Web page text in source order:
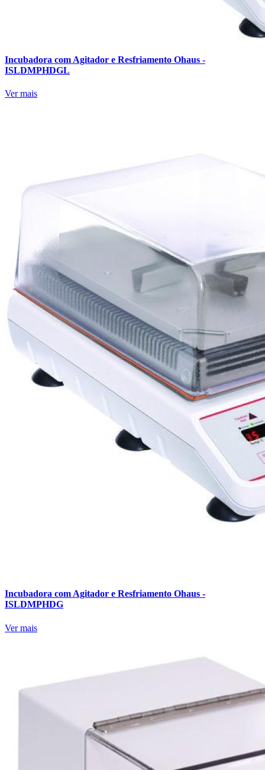
Incubadora com Agitador e Resfriamento Ohaus -
ISLDMPHDGL
Ver mais
Incubadora com Agitador e Resfriamento Ohaus -
ISLDMPHDG
Ver mais